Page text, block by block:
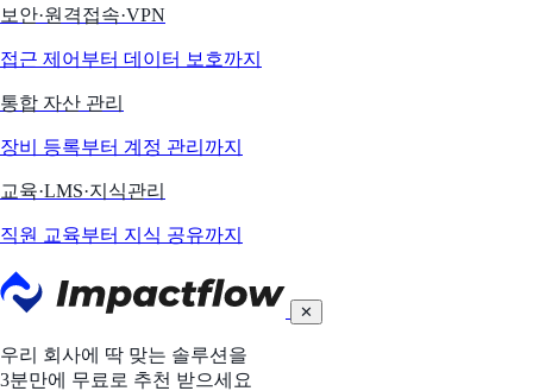
보안·원격접속·VPN
접근 제어부터 데이터 보호까지
통합 자산 관리
장비 등록부터 계정 관리까지
교육·LMS·지식관리
직원 교육부터 지식 공유까지
✕
우리 회사에 딱 맞는 솔루션을
3분만에 무료로 추천 받으세요